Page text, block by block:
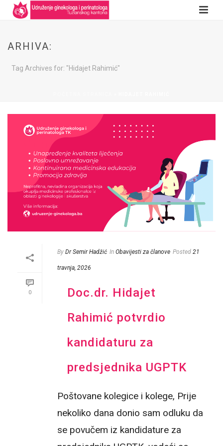
ARHIVA:
Tag Archives for: "Hidajet Rahimić"
0
By Dr Semir Hadžić In Obavijesti za članove Posted 21
travnja, 2026
Doc.dr. Hidajet
Rahimić potvrdio
kandidaturu za
predsjednika UGPTK
Poštovane kolegice i kolege, Prije
nekoliko dana donio sam odluku da
se povučem iz kandidature za